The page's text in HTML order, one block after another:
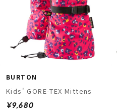
BURTON
Kids' GORE-TEX Mittens
¥9,680